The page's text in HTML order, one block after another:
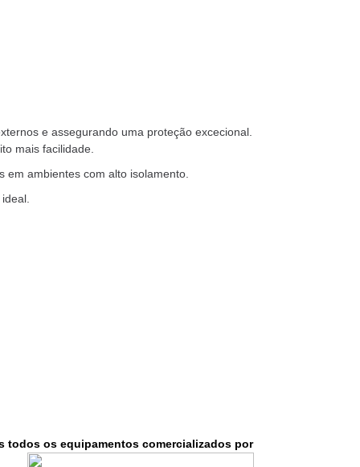
e assegurando uma proteção excecional.
mais facilidade.
ambientes com alto isolamento.
todos os equipamentos comercializados por